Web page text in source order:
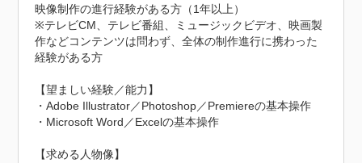
映像制作の進行経験がある方（1年以上）
※テレビCM、テレビ番組、ミュージックビデオ、映画製
作などコンテンツは問わず、全体の制作進行に携わった
経験がある方
【望ましい経験／能力】
・Adobe Illustrator／Photoshop／Premiereの基本操作
・Microsoft Word／Excelの基本操作
【求める人物像】